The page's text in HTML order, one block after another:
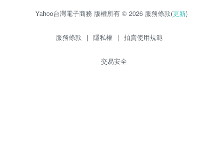
Yahoo台灣電子商務 版權所有 © 2026 服務條款(更新)
服務條款 | 隱私權 | 拍賣使用規範
交易安全